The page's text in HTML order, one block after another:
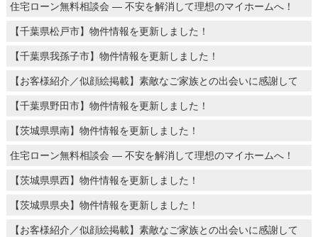
住宅ローン無料相談会 ― 不安を解消して理想のマイホームへ！
【千葉県松戸市】物件情報を更新しました！
【千葉県我孫子市】物件情報を更新しました！
【お客様紹介／似顔絵掲載】素敵なご家族との出会いに感謝して
【千葉県野田市】物件情報を更新しました！
【茨城県県南】物件情報を更新しました！
住宅ローン無料相談会 ― 不安を解消して理想のマイホームへ！
【茨城県県西】物件情報を更新しました！
【茨城県県央】物件情報を更新しました！
【お客様紹介／似顔絵掲載】素敵なご家族との出会いに感謝して